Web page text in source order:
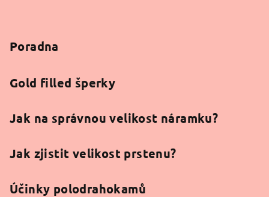
Poradna
Gold filled šperky
Jak na správnou velikost náramku?
Jak zjistit velikost prstenu?
Účinky polodrahokamů